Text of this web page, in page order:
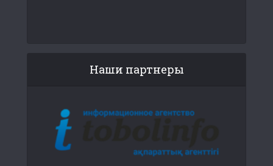
Наши партнеры